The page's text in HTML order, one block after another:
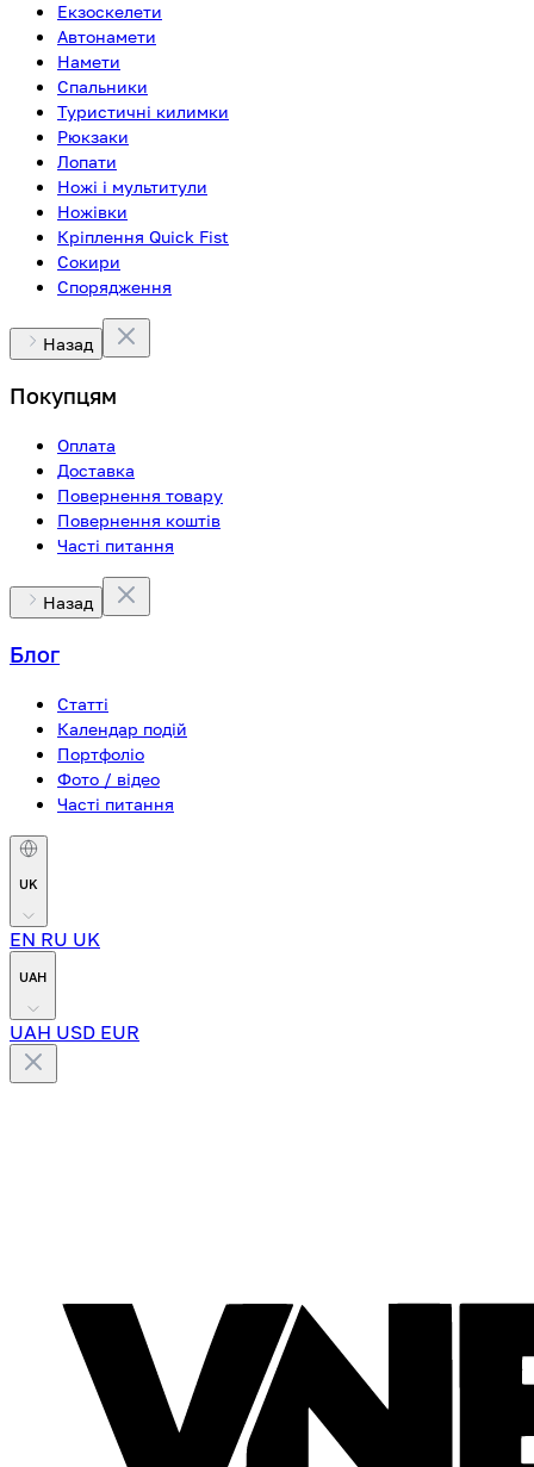
Екзоскелети
Автонамети
Намети
Спальники
Туристичні килимки
Рюкзаки
Лопати
Ножі і мультитули
Ножівки
Кріплення Quick Fist
Сокири
Спорядження
Назад
Покупцям
Оплата
Доставка
Повернення товару
Повернення коштів
Часті питання
Назад
Блог
Статті
Календар подій
Портфоліо
Фото / відео
Часті питання
UK
EN RU UK
UAH
UAH USD EUR